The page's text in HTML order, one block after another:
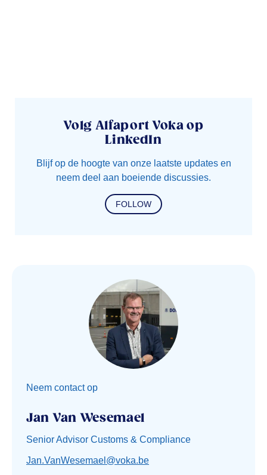
Volg Alfaport Voka op
LinkedIn
Blijf op de hoogte van onze laatste updates en
neem deel aan boeiende discussies.
FOLLOW
Neem contact op
Jan Van Wesemael
Senior Advisor Customs & Compliance
Jan.VanWesemael@voka.be